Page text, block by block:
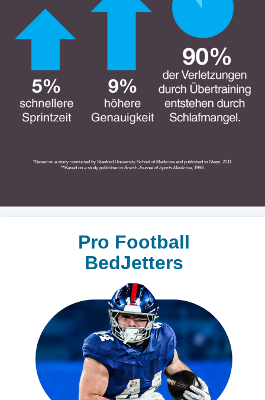
*Based on a study conducted by Stanford University School of Medicine and published in Sleep, 2011.
**Based on a study published in British Journal ofSports Medicine, 1998.
Pro Football
BedJetters